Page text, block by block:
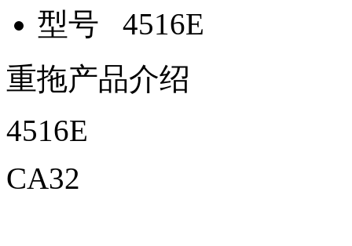
型号 4516E
重拖产品介绍
4516E
CA32